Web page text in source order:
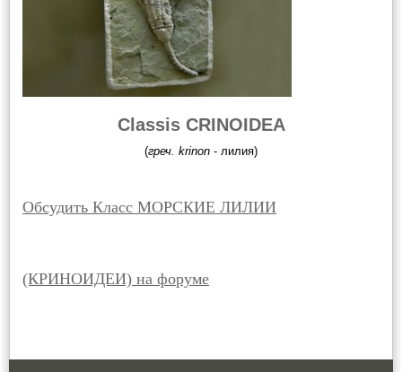
Classis CRINOIDEA
(греч. krinon - лилия)
Обсудить Класс МОРСКИЕ ЛИЛИИ
(КРИНОИДЕИ) на форуме